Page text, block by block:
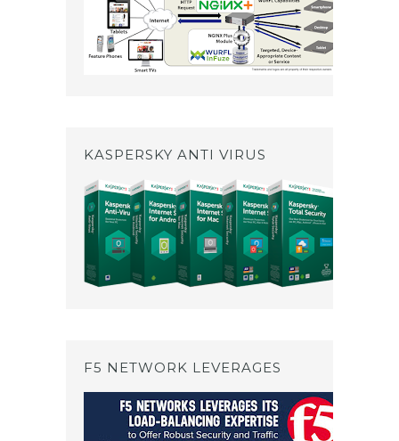
KASPERSKY ANTI VIRUS
F5 NETWORK LEVERAGES